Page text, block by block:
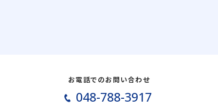
お電話でのお問い合わせ
048-788-3917